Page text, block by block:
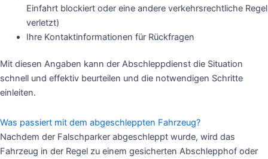
Einfahrt blockiert oder eine andere verkehrsrechtliche Regel
verletzt)
Ihre Kontaktinformationen für Rückfragen
Mit diesen Angaben kann der Abschleppdienst die Situation
schnell und effektiv beurteilen und die notwendigen Schritte
einleiten.
Was passiert mit dem abgeschleppten Fahrzeug?
Nachdem der Falschparker abgeschleppt wurde, wird das
Fahrzeug in der Regel zu einem gesicherten Abschlepphof oder